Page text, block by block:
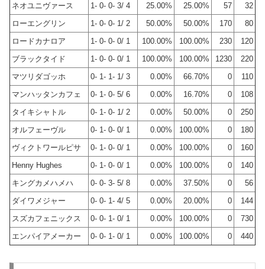
ネオユニヴァース
1- 0- 0- 3/ 4 25.00% 25.00% 57
32
ローエングリン
1- 0- 0- 1/ 2 50.00% 50.00% 170
80
ロードカナロア
1- 0- 0- 0/ 1 100.00% 100.00% 230
120
ブラックタイド
1- 0- 0- 0/ 1 100.00% 100.00% 1230
220
マツリダゴッホ
0- 1- 1- 1/ 3 0.00% 66.70% 0
110
マンハッタンカフェ
0- 1- 0- 5/ 6 0.00% 16.70% 0
108
タイキシャトル
0- 1- 0- 1/ 2 0.00% 50.00% 0
250
オルフェーヴル
0- 1- 0- 0/ 1 0.00% 100.00% 0
180
ヴィクトワールピサ
0- 1- 0- 0/ 1 0.00% 100.00% 0
160
Henny Hughes
0- 1- 0- 0/ 1 0.00% 100.00% 0
140
キングカメハメハ
0- 0- 3- 5/ 8 0.00% 37.50% 0
56
ダイワメジャー
0- 0- 1- 4/ 5 0.00% 20.00% 0
144
スズカフェニックス
0- 0- 1- 0/ 1 0.00% 100.00% 0
730
エンパイアメーカー
0- 0- 1- 0/ 1 0.00% 100.00% 0 440